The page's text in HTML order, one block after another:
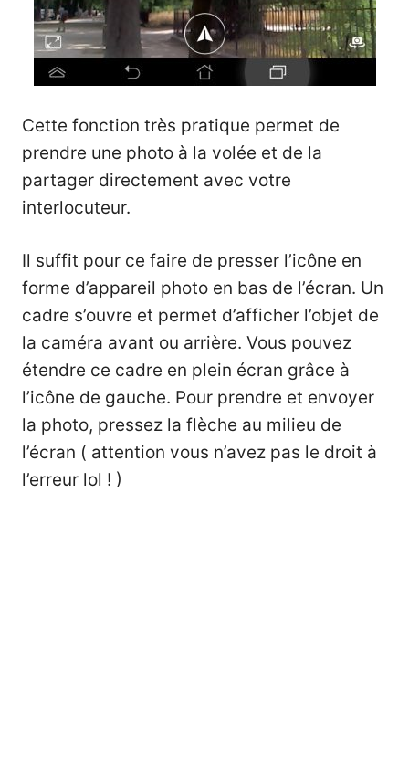
Cette fonction très pratique permet de
prendre une photo à la volée et de la
partager directement avec votre
interlocuteur.
Il suffit pour ce faire de presser l’icône en
forme d’appareil photo en bas de l’écran. Un
cadre s’ouvre et permet d’afficher l’objet de
la caméra avant ou arrière. Vous pouvez
étendre ce cadre en plein écran grâce à
l’icône de gauche. Pour prendre et envoyer
la photo, pressez la flèche au milieu de
l’écran ( attention vous n’avez pas le droit à
l’erreur lol ! )